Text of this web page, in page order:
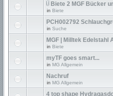
Biete 2 MGF Bücker
in Biete
PCH002792
in Suche
MGF | Milltek Edelstahl
in Biete
myTF goes smart...
in MG Allgemein
Nachruf
in MG Allgemein
4 top shape